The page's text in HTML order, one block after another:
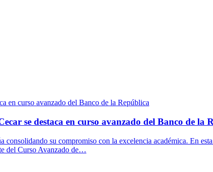
se destaca en curso avanzado del Banco de la
su compromiso con la excelencia académica. En
del Curso Avanzado de…